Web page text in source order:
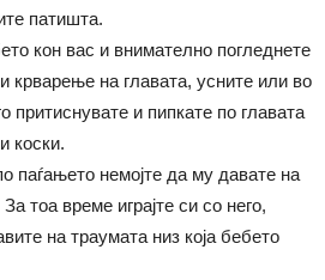
патишта.
кон вас и внимателно погледнете
крварење на главата, усните или во
притиснувате и пипкате по главата
коски.
паѓањето немојте да му давате на
тоа време играјте си со него,
на траумата низ која бебето